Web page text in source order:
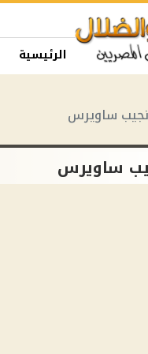
الرئيسية
ساويرس
ساويرس